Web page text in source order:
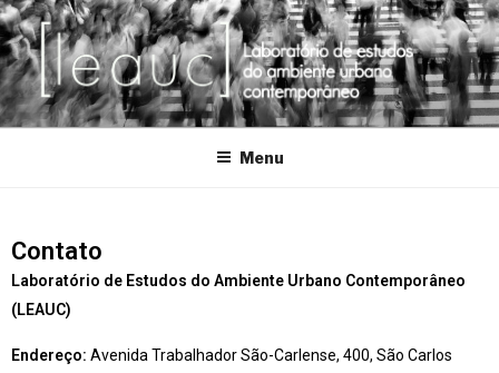
Laboratório de Estudos do Ambiente Urbano Contemporâneo
Menu
Contato
Laboratório de Estudos do Ambiente Urbano Contemporâneo
(LEAUC)
Endereço: Avenida Trabalhador São-Carlense, 400, São Carlos